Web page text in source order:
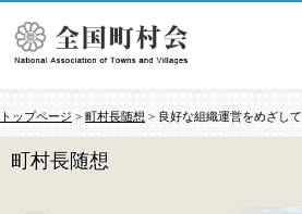
トップページ > 町村長随想 > 良好な組織運営をめざして
町村長随想